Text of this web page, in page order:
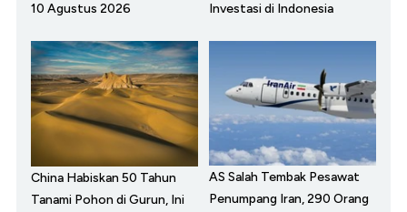
10 Agustus 2026
Investasi di Indonesia
China Habiskan 50 Tahun
Tanami Pohon di Gurun, Ini
AS Salah Tembak Pesawat
Penumpang Iran, 290 Orang